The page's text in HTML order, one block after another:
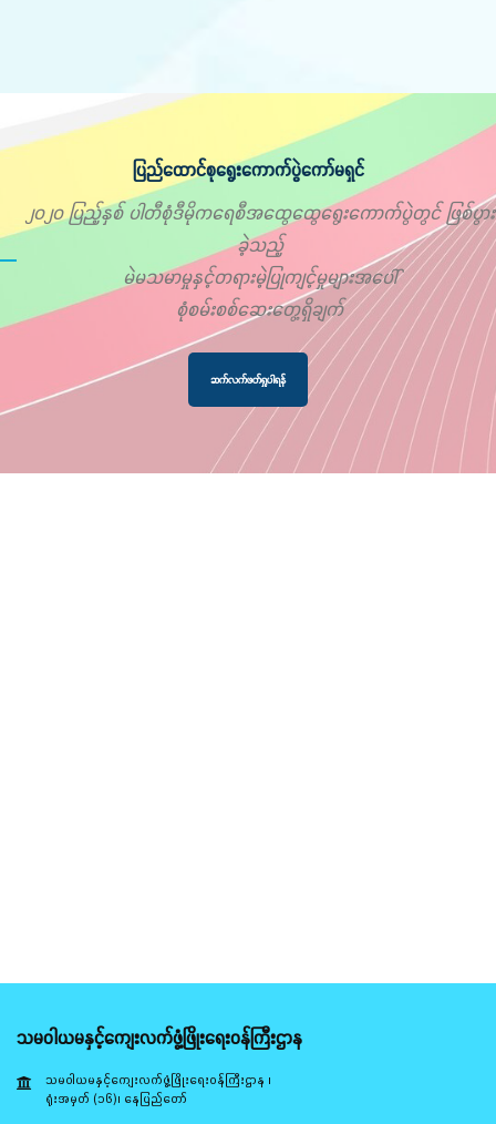
ပြည်ထောင်စုရွေးကောက်ပွဲကော်မရှင်
၂၀၂၀ ပြည့်နှစ် ပါတီစုံဒီမိုကရေစီအထွေထွေရွေးကောက်ပွဲတွင် ဖြစ်ပွား
ခဲ့သည့်
မဲမသမာမှုနှင့်တရားမဲ့ပြုကျင့်မှုများအပေါ်
စုံစမ်းစစ်ဆေးတွေ့ရှိချက်
ဆက်လက်ဖတ်ရှုပါရန်
သမဝါယမနှင့်ကျေးလက်ဖွံ့ဖြိုးရေးဝန်ကြီးဌာန
သမဝါယမနှင့်ကျေးလက်ဖွံ့ဖြိုးရေးဝန်ကြီးဌာန ၊
ရုံးအမှတ် (၁၆)၊ နေပြည်တော်